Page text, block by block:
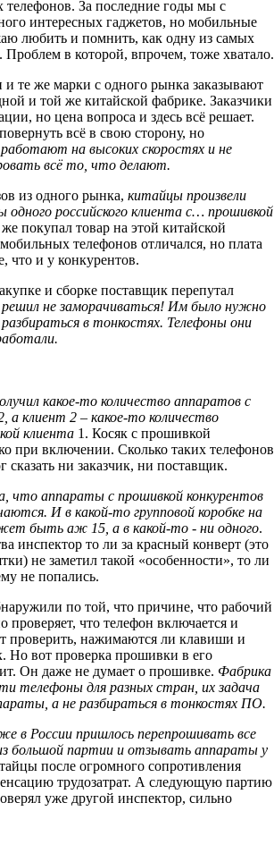
За последние годы мы с
интересных гаджетов, но мобильные
любить и помнить, как одну из самых
в которой, впрочем, тоже хватало.
и те же марки с одного рынка заказывают
и той же китайской фабрике. Заказчики
но цена вопроса и здесь всё решает.
всё в свою сторону, но
на высоких скоростях и не
всё то, что делают.
из одного рынка, китайцы произвели
российского клиента с… прошивкой
покупал товар на этой китайской
телефонов отличался, но плата
что и у конкурентов.
и сборке поставщик перепутал
решил не заморачиваться! Им было нужно
в тонкостях. Телефоны они
какое-то количество аппаратов с
а клиент 2 – какое-то количество
клиента 1. Косяк с прошивкой
при включении. Сколько таких телефонов
сказать ни заказчик, ни поставщик.
что аппараты с прошивкой конкурентов
И в какой-то групповой коробке на
быть аж 15, а в какой-то - ни одного.
инспектор то ли за красный конверт (это
не заметил такой «особенности», то ли
не попались.
по той, что причине, что рабочий
проверяет, что телефон включается и
проверить, нажимаются ли клавиши и
Но вот проверка прошивки в его
Он даже не думает о прошивке. Фабрика
телефоны для разных стран, их задача
а не разбираться в тонкостях ПО.
в России пришлось перепрошивать все
большой партии и отзывать аппараты у
после огромного сопротивления
трудозатрат. А следующую партию
уже другой инспектор, сильно